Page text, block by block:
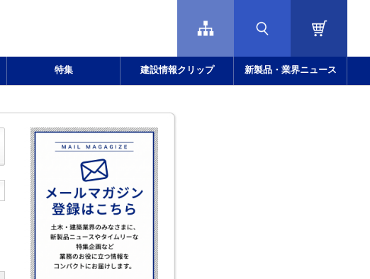
特集 建設情報クリップ 新製品・業界ニュース